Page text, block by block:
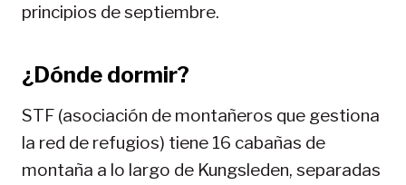
principios de septiembre.
¿Dónde dormir?
STF (asociación de montañeros que gestiona
la red de refugios) tiene 16 cabañas de
montaña a lo largo de Kungsleden, separadas